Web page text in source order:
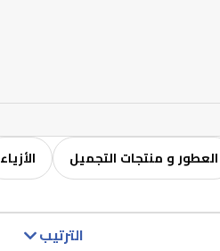
العطور و منتجات التجميل الأزياء
الترتيب